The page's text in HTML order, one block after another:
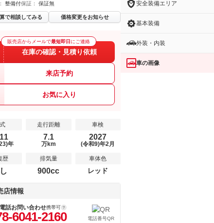
整備付保証： 保証無
で相談してみる 価格変更をお知らせ
販売店からメールで最短即日 にご連絡
在庫の確認・見積り依頼
来店予約
お気に入り
年
走行距離
7.1
万km
車検
2027
(令和9)年2月
歴 排気量
900cc
車体色
レッド
店情報
電話お問い合わせ携帯可
6041-2160 電話番号QR
安全装備エリア
基本装備
外装・内装
車の画像